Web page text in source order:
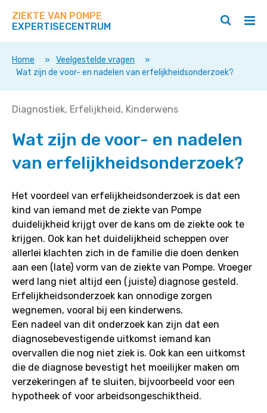
direct
op
deze
ZIEKTE VAN POMPE
EXPERTISECENTRUM
/
Zoeken
/
Home » Veelgestelde vragen
»
Wat zijn de voor- en nadelen van erfelijkheidsonderzoek?
Wat
de
en
van
erfelijkheidsonderzoek?
Diagnostiek Erfelijkheid Kinderwens
Wat zijn de voor- en nadelen
van erfelijkheidsonderzoek?
Het voordeel van erfelijkheidsonderzoek is dat een
kind van iemand met de ziekte van Pompe
duidelijkheid krijgt over de kans om de ziekte ook te
krijgen. Ook kan het duidelijkheid scheppen over
allerlei klachten zich in de familie die doen denken
aan een (late) vorm van de ziekte van Pompe. Vroeger
werd lang niet altijd een (juiste) diagnose gesteld.
Erfelijkheidsonderzoek kan onnodige zorgen
wegnemen, vooral bij een kinderwens.
Een nadeel van dit onderzoek kan zijn dat een
diagnosebevestigende uitkomst iemand kan
overvallen die nog niet ziek is. Ook kan een uitkomst
die de diagnose bevestigt het moeilijker maken om
verzekeringen af te sluiten, bijvoorbeeld voor een
hypotheek of voor arbeidsongeschiktheid.